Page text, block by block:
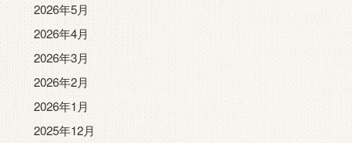
2026年5月
2026年4月
2026年3月
2026年2月
2026年1月
2025年12月